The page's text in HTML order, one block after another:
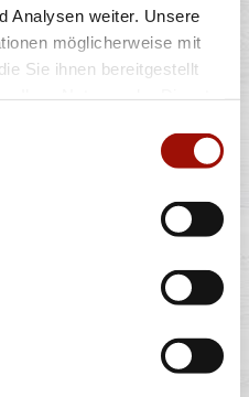
Analysen weiter. Unsere
möglicherweise mit
Sie ihnen bereitgestellt
MwSt. Alle Angaben zu
der Pizzen sind circa-
von ca. 30 Minuten.
von Allergenen seitens unsere
produktinformationen
3 - mit
5 - geschwefelt 6 -
- nur bei Tafelsüßen zusätzlich
(zusätzlich zur Angabe